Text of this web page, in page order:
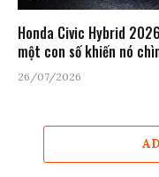
Honda Civic Hybrid
một con số khiến nó
26/07/2026